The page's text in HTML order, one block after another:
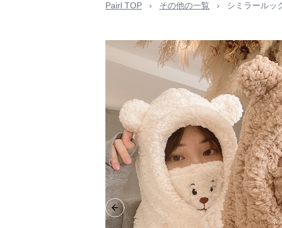
Pairl TOP › その他の一覧 › シミラールッ
Previous slide